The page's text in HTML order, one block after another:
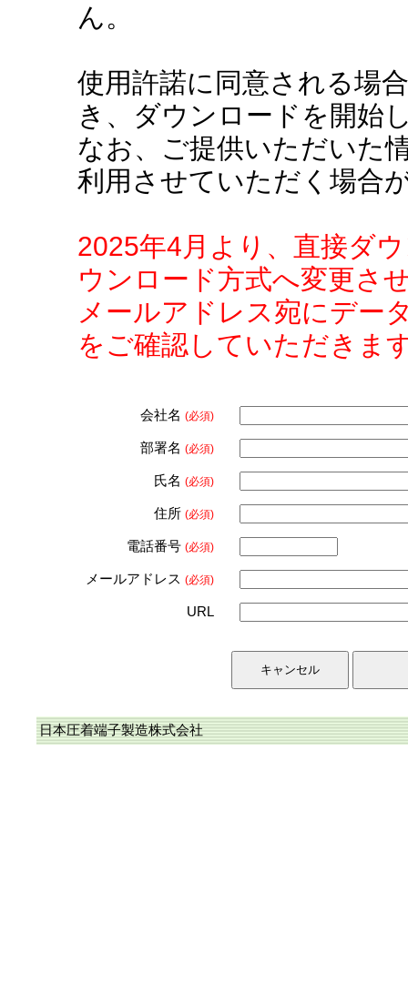
ん。
使用許諾に同意される場
き、ダウンロードを開始
なお、ご提供いただいた
利用させていただく場合
2025年4月より、直接ダ
ウンロード方式へ変更さ
メールアドレス宛にデー
をご確認していただきま
会社名 (必須)
部署名 (必須)
氏名 (必須)
住所 (必須)
電話番号 (必須)
メールアドレス (必須)
URL
日本圧着端子製造株式会社